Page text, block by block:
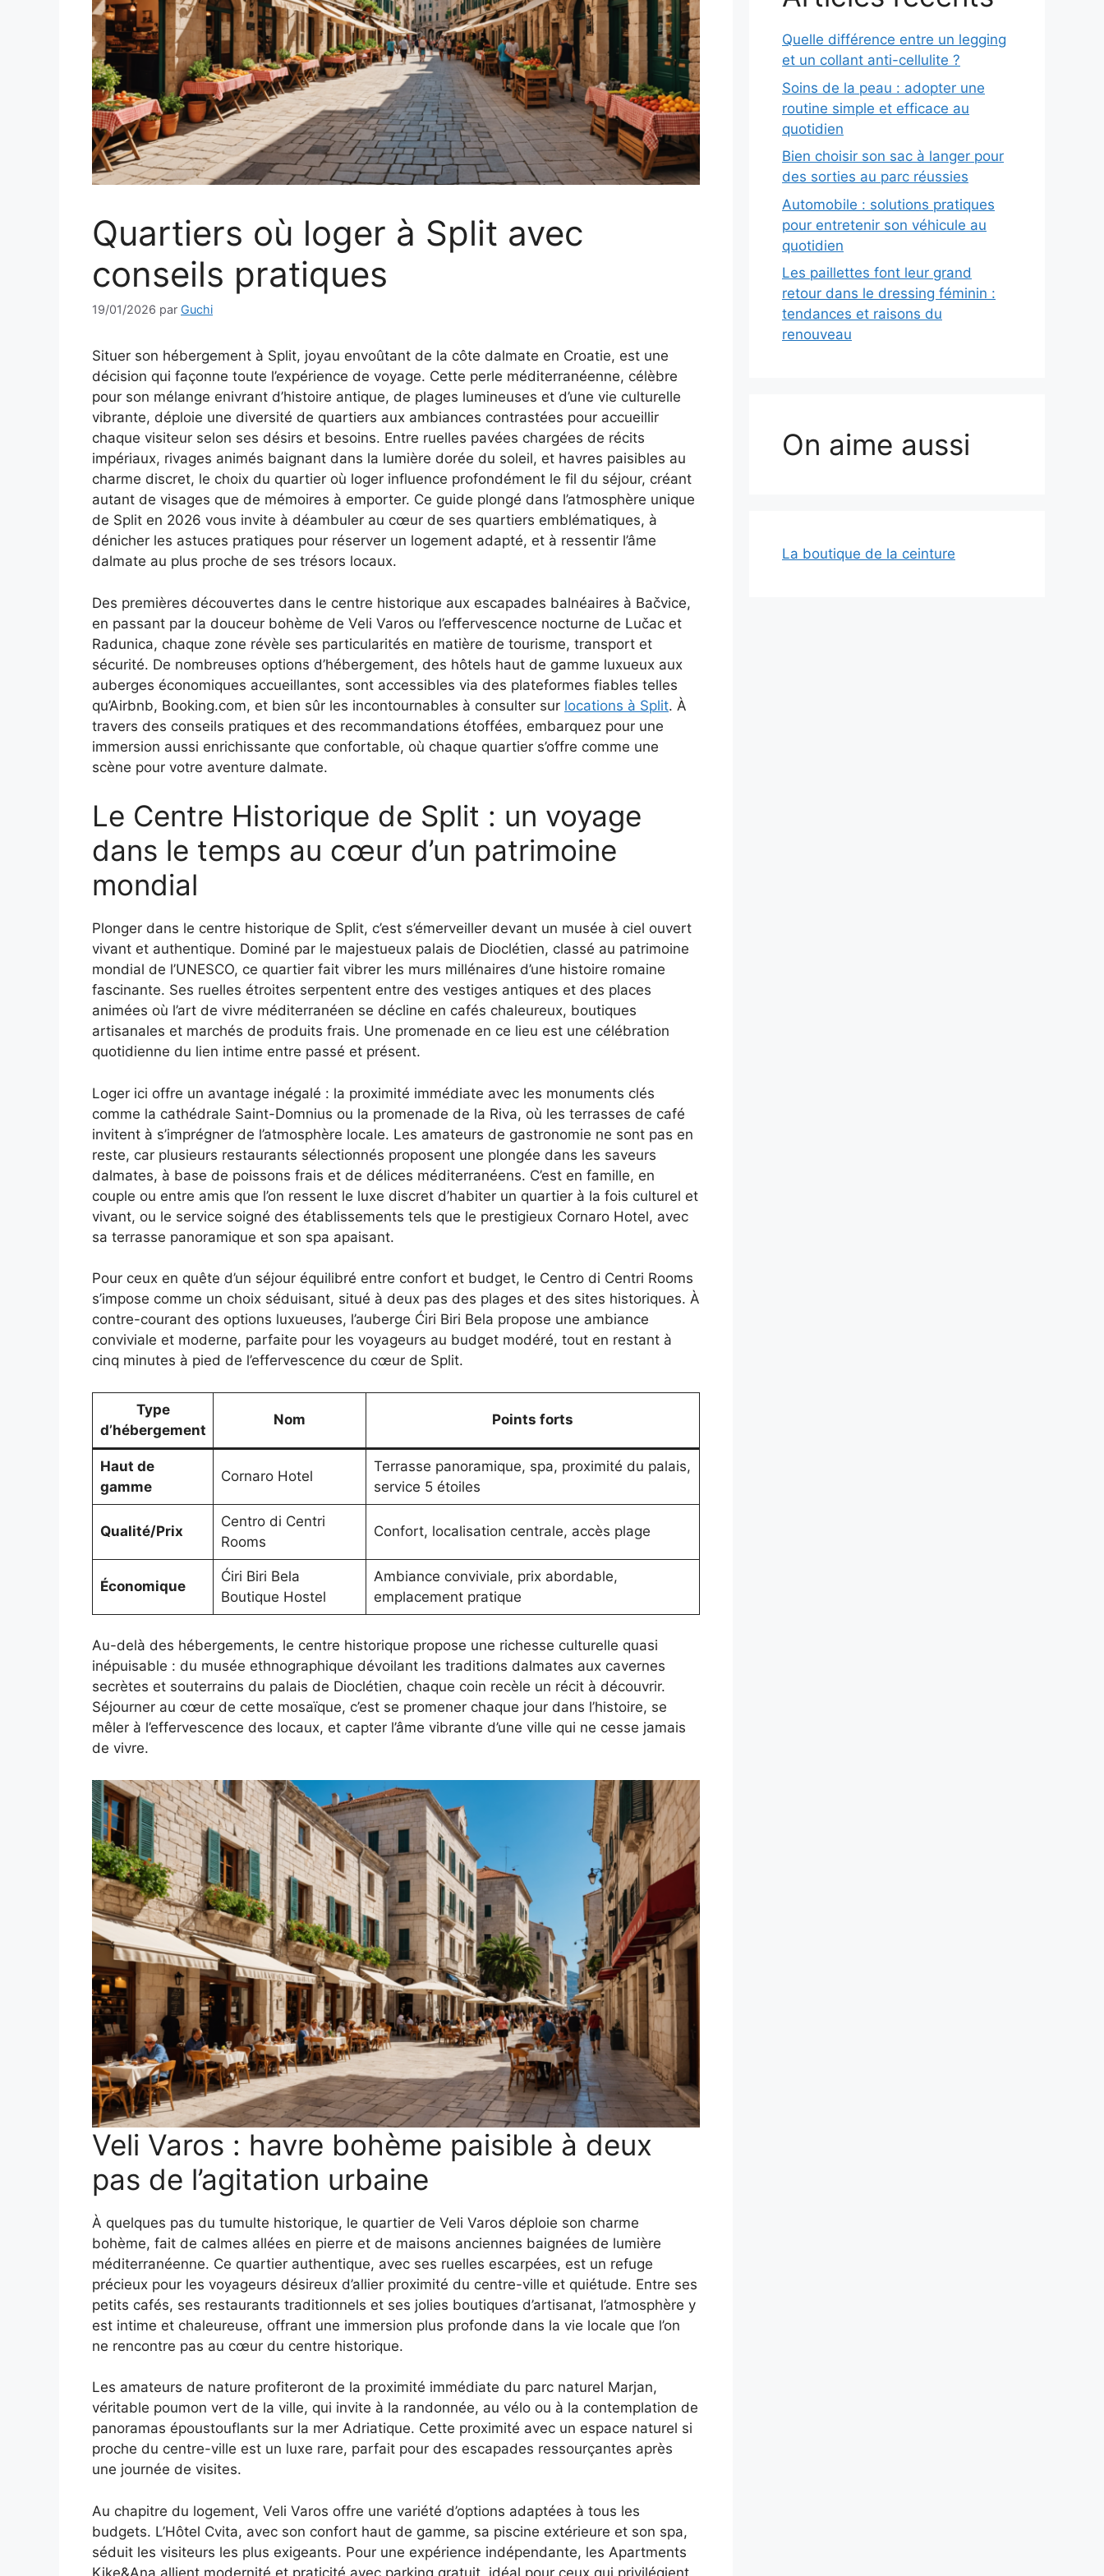
Quartiers où loger à Split avec
conseils pratiques
19/01/2026 par Guchi
Situer son hébergement à Split, joyau envoûtant de la côte dalmate en Croatie, est une
décision qui façonne toute l’expérience de voyage. Cette perle méditerranéenne, célèbre
pour son mélange enivrant d’histoire antique, de plages lumineuses et d’une vie culturelle
vibrante, déploie une diversité de quartiers aux ambiances contrastées pour accueillir
chaque visiteur selon ses désirs et besoins. Entre ruelles pavées chargées de récits
impériaux, rivages animés baignant dans la lumière dorée du soleil, et havres paisibles au
charme discret, le choix du quartier où loger influence profondément le fil du séjour, créant
autant de visages que de mémoires à emporter. Ce guide plongé dans l’atmosphère unique
de Split en 2026 vous invite à déambuler au cœur de ses quartiers emblématiques, à
dénicher les astuces pratiques pour réserver un logement adapté, et à ressentir l’âme
dalmate au plus proche de ses trésors locaux.
Des premières découvertes dans le centre historique aux escapades balnéaires à Bačvice,
en passant par la douceur bohème de Veli Varos ou l’effervescence nocturne de Lučac et
Radunica, chaque zone révèle ses particularités en matière de tourisme, transport et
sécurité. De nombreuses options d’hébergement, des hôtels haut de gamme luxueux aux
auberges économiques accueillantes, sont accessibles via des plateformes fiables telles
qu’Airbnb, Booking.com, et bien sûr les incontournables à consulter sur locations à Split. À
travers des conseils pratiques et des recommandations étoffées, embarquez pour une
immersion aussi enrichissante que confortable, où chaque quartier s’offre comme une
scène pour votre aventure dalmate.
Le Centre Historique de Split : un voyage
dans le temps au cœur d’un patrimoine
mondial
Plonger dans le centre historique de Split, c’est s’émerveiller devant un musée à ciel ouvert
vivant et authentique. Dominé par le majestueux palais de Dioclétien, classé au patrimoine
mondial de l’UNESCO, ce quartier fait vibrer les murs millénaires d’une histoire romaine
fascinante. Ses ruelles étroites serpentent entre des vestiges antiques et des places
animées où l’art de vivre méditerranéen se décline en cafés chaleureux, boutiques
artisanales et marchés de produits frais. Une promenade en ce lieu est une célébration
quotidienne du lien intime entre passé et présent.
Loger ici offre un avantage inégalé : la proximité immédiate avec les monuments clés
comme la cathédrale Saint-Domnius ou la promenade de la Riva, où les terrasses de café
invitent à s’imprégner de l’atmosphère locale. Les amateurs de gastronomie ne sont pas en
reste, car plusieurs restaurants sélectionnés proposent une plongée dans les saveurs
dalmates, à base de poissons frais et de délices méditerranéens. C’est en famille, en
couple ou entre amis que l’on ressent le luxe discret d’habiter un quartier à la fois culturel et
vivant, ou le service soigné des établissements tels que le prestigieux Cornaro Hotel, avec
sa terrasse panoramique et son spa apaisant.
Pour ceux en quête d’un séjour équilibré entre confort et budget, le Centro di Centri Rooms
s’impose comme un choix séduisant, situé à deux pas des plages et des sites historiques. À
contre-courant des options luxueuses, l’auberge Ćiri Biri Bela propose une ambiance
conviviale et moderne, parfaite pour les voyageurs au budget modéré, tout en restant à
cinq minutes à pied de l’effervescence du cœur de Split.
Type
d’hébergement
Nom Points forts
Haut de
gamme
Cornaro Hotel
Terrasse panoramique, spa, proximité du palais,
service 5 étoiles
Qualité/Prix
Centro di Centri
Rooms
Confort, localisation centrale, accès plage
Économique
Ćiri Biri Bela
Boutique Hostel
Ambiance conviviale, prix abordable,
emplacement pratique
Au-delà des hébergements, le centre historique propose une richesse culturelle quasi
inépuisable : du musée ethnographique dévoilant les traditions dalmates aux cavernes
secrètes et souterrains du palais de Dioclétien, chaque coin recèle un récit à découvrir.
Séjourner au cœur de cette mosaïque, c’est se promener chaque jour dans l’histoire, se
mêler à l’effervescence des locaux, et capter l’âme vibrante d’une ville qui ne cesse jamais
de vivre.
Veli Varos : havre bohème paisible à deux
pas de l’agitation urbaine
À quelques pas du tumulte historique, le quartier de Veli Varos déploie son charme
bohème, fait de calmes allées en pierre et de maisons anciennes baignées de lumière
méditerranéenne. Ce quartier authentique, avec ses ruelles escarpées, est un refuge
précieux pour les voyageurs désireux d’allier proximité du centre-ville et quiétude. Entre ses
petits cafés, ses restaurants traditionnels et ses jolies boutiques d’artisanat, l’atmosphère y
est intime et chaleureuse, offrant une immersion plus profonde dans la vie locale que l’on
ne rencontre pas au cœur du centre historique.
Les amateurs de nature profiteront de la proximité immédiate du parc naturel Marjan,
véritable poumon vert de la ville, qui invite à la randonnée, au vélo ou à la contemplation de
panoramas époustouflants sur la mer Adriatique. Cette proximité avec un espace naturel si
proche du centre-ville est un luxe rare, parfait pour des escapades ressourçantes après
une journée de visites.
Au chapitre du logement, Veli Varos offre une variété d’options adaptées à tous les
budgets. L’Hôtel Cvita, avec son confort haut de gamme, sa piscine extérieure et son spa,
séduit les visiteurs les plus exigeants. Pour une expérience indépendante, les Apartments
Kike&Ana allient modernité et praticité avec parking gratuit, idéal pour ceux qui privilégient
Quelle différence entre un legging
et un collant anti-cellulite ?
Soins de la peau : adopter une
routine simple et efficace au
quotidien
Bien choisir son sac à langer pour
des sorties au parc réussies
Automobile : solutions pratiques
pour entretenir son véhicule au
quotidien
Les paillettes font leur grand
retour dans le dressing féminin :
tendances et raisons du
renouveau
On aime aussi
La boutique de la ceinture